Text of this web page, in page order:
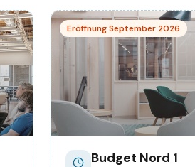
Eröffnung September 2026
Budget Nord 1